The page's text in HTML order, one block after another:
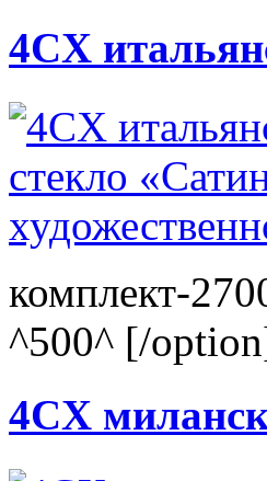
4CХ
комплект-
^500^ [/
4CХ